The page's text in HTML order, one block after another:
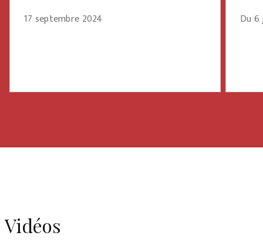
17 septembre 2024
Du 6
Vidéos